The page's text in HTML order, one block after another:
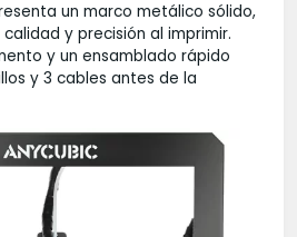
un marco metálico sólido,
y precisión al imprimir.
y un ensamblado rápido
y 3 cables antes de la